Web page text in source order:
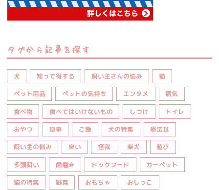
タグから記事を探す
犬 知って得する 飼い主さんの悩み 猫
ペット用品 ペットの気持ち エンタメ 病気
食べ物 食べてはいけないもの しつけ トイレ
おやつ 食事 ご飯 犬の特集 療法食
飼い主の悩み 臭い 怪我 柴犬 遊び
多頭飼い 歯磨き ドックフード カーペット
猫の特集 野菜 おもちゃ おしっこ